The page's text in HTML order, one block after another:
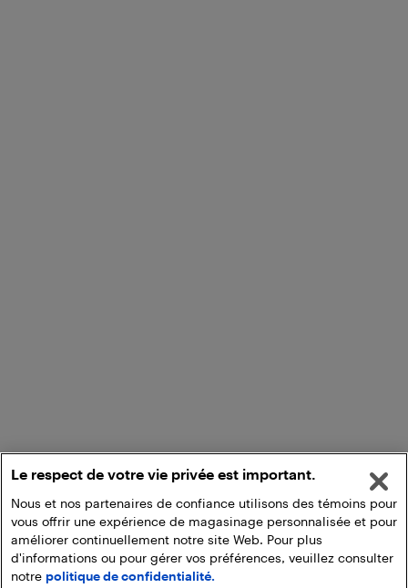
Ajouter au panier
Le respect de votre vie privée est important.
Nous et nos partenaires de confiance utilisons des témoins pour
vous offrir une expérience de magasinage personnalisée et pour
améliorer continuellement notre site Web. Pour plus
d'informations ou pour gérer vos préférences, veuillez consulter
notre politique de confidentialité.